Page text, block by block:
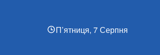
П’ятниця, 7 Серпня